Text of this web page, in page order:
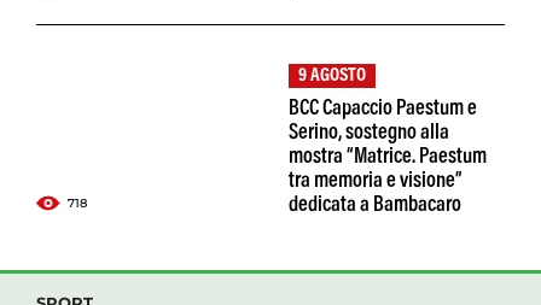
718
9 AGOSTO
BCC Capaccio Paestum e
Serino, sostegno alla
mostra “Matrice. Paestum
tra memoria e visione”
dedicata a Bambacaro